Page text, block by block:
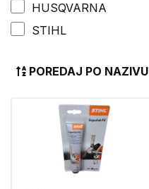
HUSQVARNA
STIHL
POREDAJ PO NAZIVU